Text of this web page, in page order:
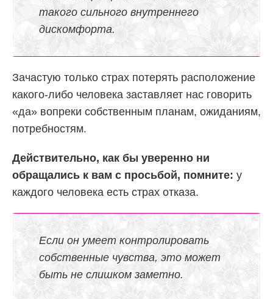
такого сильного внутреннего
дискомфорта.
Зачастую только страх потерять расположение
какого-либо человека заставляет нас говорить
«да» вопреки собственным планам, ожиданиям,
потребностям.
Действительно, как бы уверенно ни
обращались к вам с просьбой, помните: у
каждого человека есть страх отказа.
Если он умеет контролировать
собственные чувства, это может
быть не слишком заметно.